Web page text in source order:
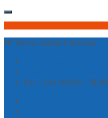
HP Servis, Garanti Sonrası
Pzt - Cts 09.00 - 19.30